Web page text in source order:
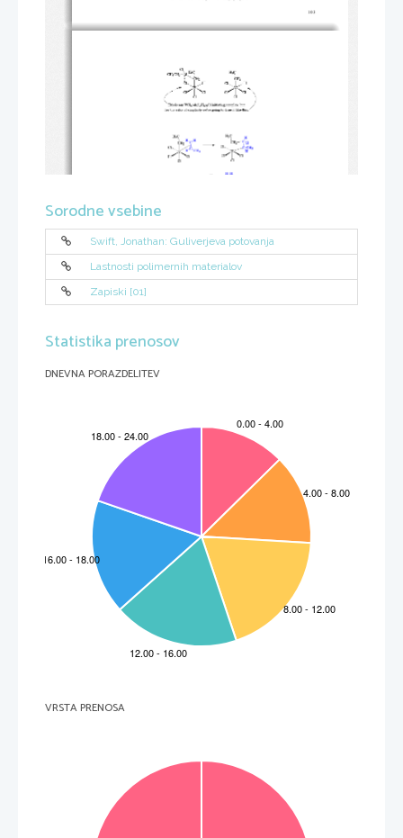
103
Sorodne vsebine
Swift, Jonathan: Guliverjeva potovanja
Lastnosti polimernih materialov
Zapiski [01]
Statistika prenosov
DNEVNA PORAZDELITEV
VRSTA PRENOSA